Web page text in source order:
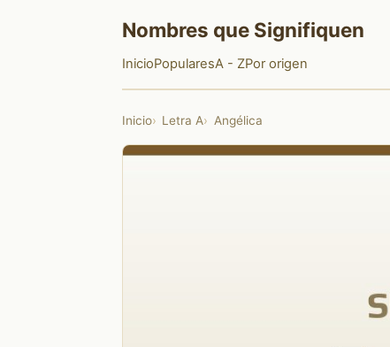
Nombres que Signifiquen
InicioPopularesA - ZPor origen
Inicio Letra A Angélica